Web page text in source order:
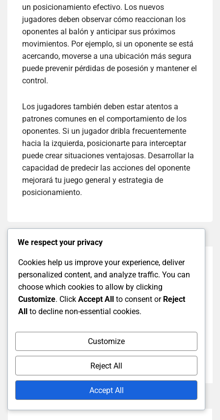
un posicionamiento efectivo. Los nuevos
jugadores deben observar cómo reaccionan los
oponentes al balón y anticipar sus próximos
movimientos. Por ejemplo, si un oponente se está
acercando, moverse a una ubicación más segura
puede prevenir pérdidas de posesión y mantener el
control.
Los jugadores también deben estar atentos a
patrones comunes en el comportamiento de los
oponentes. Si un jugador dribla frecuentemente
hacia la izquierda, posicionarte para interceptar
puede crear situaciones ventajosas. Desarrollar la
capacidad de predecir las acciones del oponente
mejorará tu juego general y estrategia de
posicionamiento.
Previous Post
Interrupciones en el juego para nuevos jugadores de
bádminton: condiciones climáticas, fallas en el
equipo, disputas entre jugadores
Reglamento de Equipos para Nuevos Jugadores de
Bádminton: Especificaciones de raquetas, Tipos de
volantes, Dimensiones de la cancha
We respect your privacy
Cookies help us improve your experience, deliver
personalized content, and analyze traffic. You can
choose which cookies to allow by clicking
Customize. Click Accept All to consent or Reject
All to decline non-essential cookies.
Customize
Reject All
Accept All